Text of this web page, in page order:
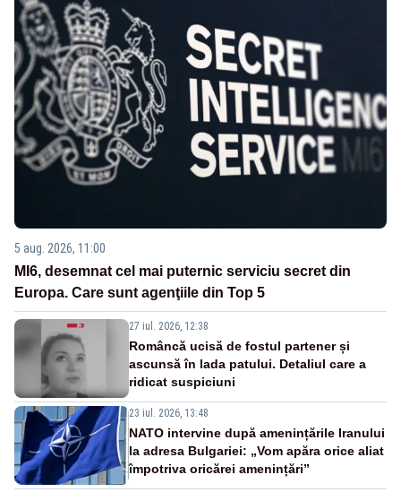
5 aug. 2026, 11:00
MI6, desemnat cel mai puternic serviciu secret din
Europa. Care sunt agenţiile din Top 5
27 iul. 2026, 12:38
Româncă ucisă de fostul partener și
ascunsă în lada patului. Detaliul care a
ridicat suspiciuni
23 iul. 2026, 13:48
NATO intervine după amenințările Iranului
la adresa Bulgariei: „Vom apăra orice aliat
împotriva oricărei amenințări”